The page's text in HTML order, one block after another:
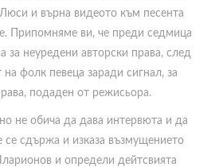
и върна видеото към песента
Припомняме ви, че преди седмица
за неуредени авторски права, след
на фолк певеца заради сигнал, за
подаден от режисьора.
не обича да дава интервюта и да
се сдържа и изказа възмущението
и определи дейтсвията